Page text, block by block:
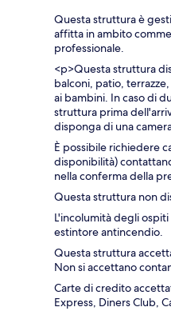
Questa struttura è
affitta in ambito
professionale.
<p>Questa struttura
balconi, patio,
ai bambini. In caso di
struttura prima
disponga di una
È possibile richiedere
disponibilità)
nella conferma della
Questa struttura non
L'incolumità degli
estintore antincendio.
Questa struttura
Non si accettano
Carte di credito
Express, Diners Club,